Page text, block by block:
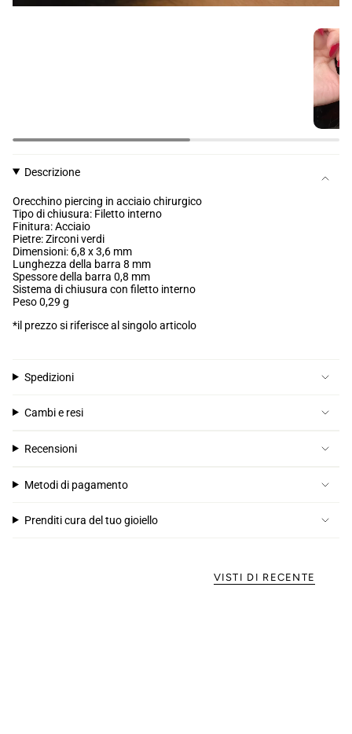
Descrizione
Orecchino piercing in acciaio chirurgico
Tipo di chiusura: Filetto interno
Finitura: Acciaio
Pietre: Zirconi verdi
Dimensioni: 6,8 x 3,6 mm
Lunghezza della barra 8 mm
Spessore della barra 0,8 mm
Sistema di chiusura con filetto interno
Peso 0,29 g
*il prezzo si riferisce al singolo articolo
Spedizioni
Cambi e resi
Recensioni
Metodi di pagamento
Prenditi cura del tuo gioiello
VISTI DI RECENTE